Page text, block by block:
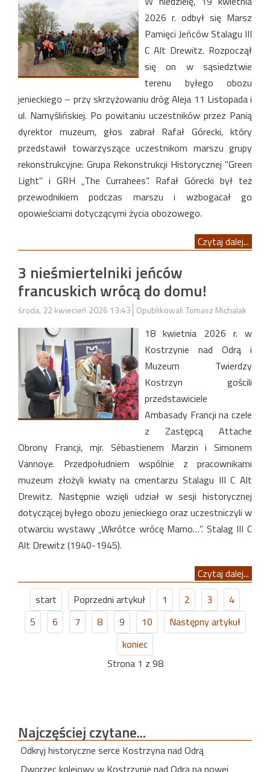
2026 r. odbył się Marsz
Pamięci Jeńców Stalagu III
C Alt Drewitz. Rozpoczął
się on w sąsiedztwie
terenu byłego obozu
jenieckiego – przy skrzyżowaniu dróg Aleja 11 Listopada i
ul. Namyślińskiej. Po powitaniu uczestników przez Panią
dyrektor muzeum, głos zabrał Rafał Górecki, który
przedstawił towarzyszące uczestnikom marszu grupy
rekonstrukcyjne: Grupa Rekonstrukcji Historycznej "Green
Light" i GRH „The Currahees”. Rafał Górecki był też
przewodnikiem podczas marszu i wzbogacał go
opowieściami dotyczącymi życia obozowego.
Czytaj dalej...
3 nieśmiertelniki jeńców
francuskich wrócą do domu!
środa, 22 kwiecień 2026 13:43 Opublikował: Tomasz Michalak
18 kwietnia 2026 r. w
Kostrzynie nad Odrą i
Muzeum Twierdzy
Kostrzyn gościli
przedstawiciele
Ambasady Francji na czele
z Zastępcą Attache
Obrony Francji, mjr. Sébastienem Marzin i Simonem
Vannoye. Przedpołudniem wspólnie z pracownikami
muzeum złożyli kwiaty na cmentarzu Stalagu III C Alt
Drewitz. Następnie wzięli udział w sesji historycznej
dotyczącej byłego obozu jenieckiego oraz uczestniczyli w
otwarciu wystawy „Wkrótce wrócę Mamo…”. Stalag III C
Alt Drewitz (1940-1945).
Czytaj dalej...
start
Poprzedni artykuł 1 2 3
4
5
6 7 8 9 10
Następny artykuł
koniec
Strona 1 z 98
Najczęściejczytane...
Odkryj historyczne serce Kostrzyna nad Odrą
Dworzec kolejowy w Kostrzynie nad Odrą na nowej